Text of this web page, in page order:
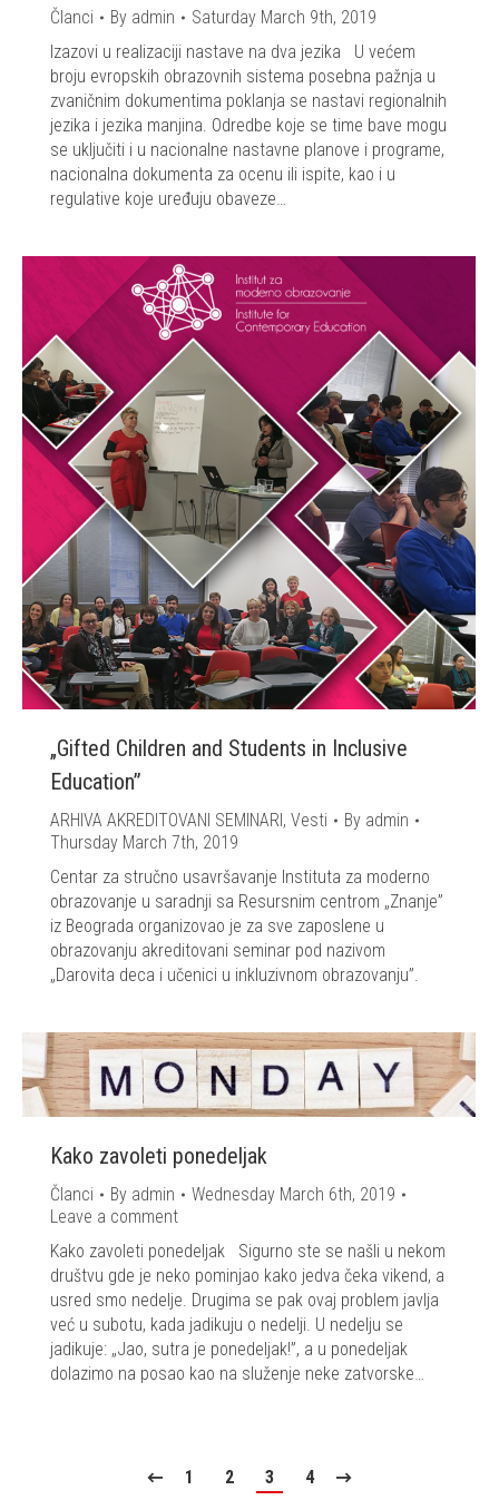
Članci By admin
Saturday March 9th, 2019
Izazovi u realizaciji nastave na dva jezika U većem
broju evropskih obrazovnih sistema posebna pažnja u
zvaničnim dokumentima poklanja se nastavi regionalnih
jezika i jezika manjina. Odredbe koje se time bave mogu
se uključiti i u nacionalne nastavne planove i programe,
nacionalna dokumenta za ocenu ili ispite, kao i u
regulative koje uređuju obaveze…
„Gifted Children and Students in Inclusive
Education”
ARHIVA AKREDITOVANI SEMINARI, Vesti By admin
Thursday March 7th, 2019
Centar za stručno usavršavanje Instituta za moderno
obrazovanje u saradnji sa Resursnim centrom „Znanje”
iz Beograda organizovao je za sve zaposlene u
obrazovanju akreditovani seminar pod nazivom
„Darovita deca i učenici u inkluzivnom obrazovanju”.
Kako zavoleti ponedeljak
Članci By admin
Wednesday March 6th, 2019
Leave a comment
Kako zavoleti ponedeljak Sigurno ste se našli u nekom
društvu gde je neko pominjao kako jedva čeka vikend, a
usred smo nedelje. Drugima se pak ovaj problem javlja
već u subotu, kada jadikuju o nedelji. U nedelju se
jadikuje: „Jao, sutra je ponedeljak!”, a u ponedeljak
dolazimo na posao kao na služenje neke zatvorske…
1 2 3 4